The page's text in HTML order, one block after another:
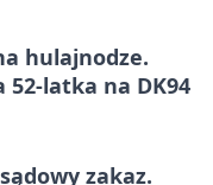
hulajnodze.
52-latka na DK94
zakaz.